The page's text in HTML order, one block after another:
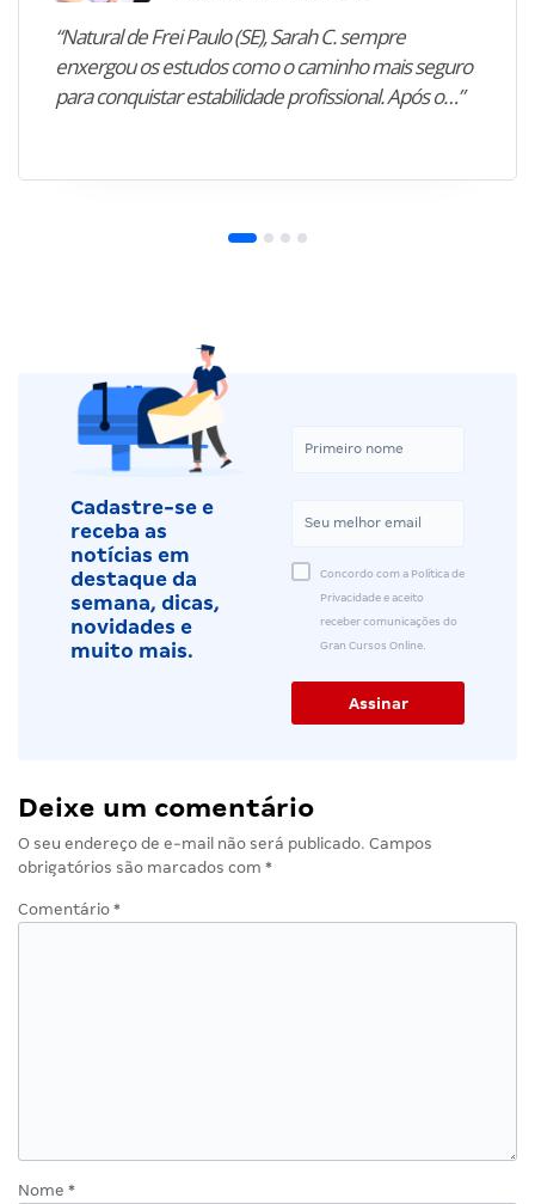
“Natural de Frei Paulo (SE), Sarah C. sempre
enxergou os estudos como o caminho mais seguro
para conquistar estabilidade profissional. Após o…”
Cadastre-se e
receba as
notícias em
destaque da
semana, dicas,
novidades e
muito mais.
Concordo com a Política de
Privacidade e aceito
receber comunicações do
Gran Cursos Online.
Deixe um comentário
O seu endereço de e-mail não será publicado. Campos
obrigatórios são marcados com *
Comentário *
Nome *